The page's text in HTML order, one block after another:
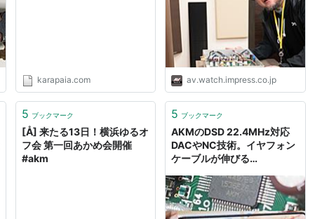
karapaia.com av.watch.impress.co.jp
5 ブックマーク
[Å] 来たる13日！横浜ゆるオ
フ会 第一回あかめ会開催
#akm
5 ブックマーク
AKMのDSD 22.4MHz対応
DACやNC技術。イヤフォン
ケーブルが伸びる